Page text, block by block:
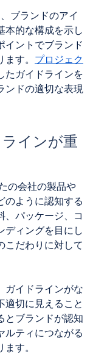
ブランドのアイ
本的な構成を示し
イントでブランド
す。 プロジェク
たガイドラインを
ンドの適切な表現
インが重
の会社の製品や
のように認知する
、パッケージ、コ
ディングを目にし
こだわりに対して
ガイドラインがな
適切に見えること
とブランドが認知
ルティにつながる
す。